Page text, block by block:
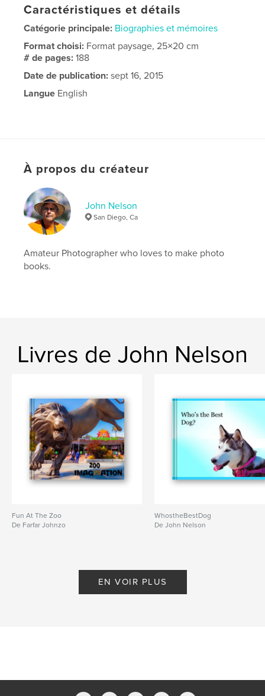
Caractéristiques et détails
Catégorie principale: Biographies et mémoires
Format choisi: Format paysage, 25×20 cm
# de pages:188
Date de publication: sept 16, 2015
Langue English
À propos du créateur
John Nelson
San Diego, Ca
Amateur Photographer who loves to make photo
books.
Livres de John Nelson
Fun At The Zoo
De Farfar Johnzo
WhostheBestDog
De John Nelson
EN VOIR PLUS